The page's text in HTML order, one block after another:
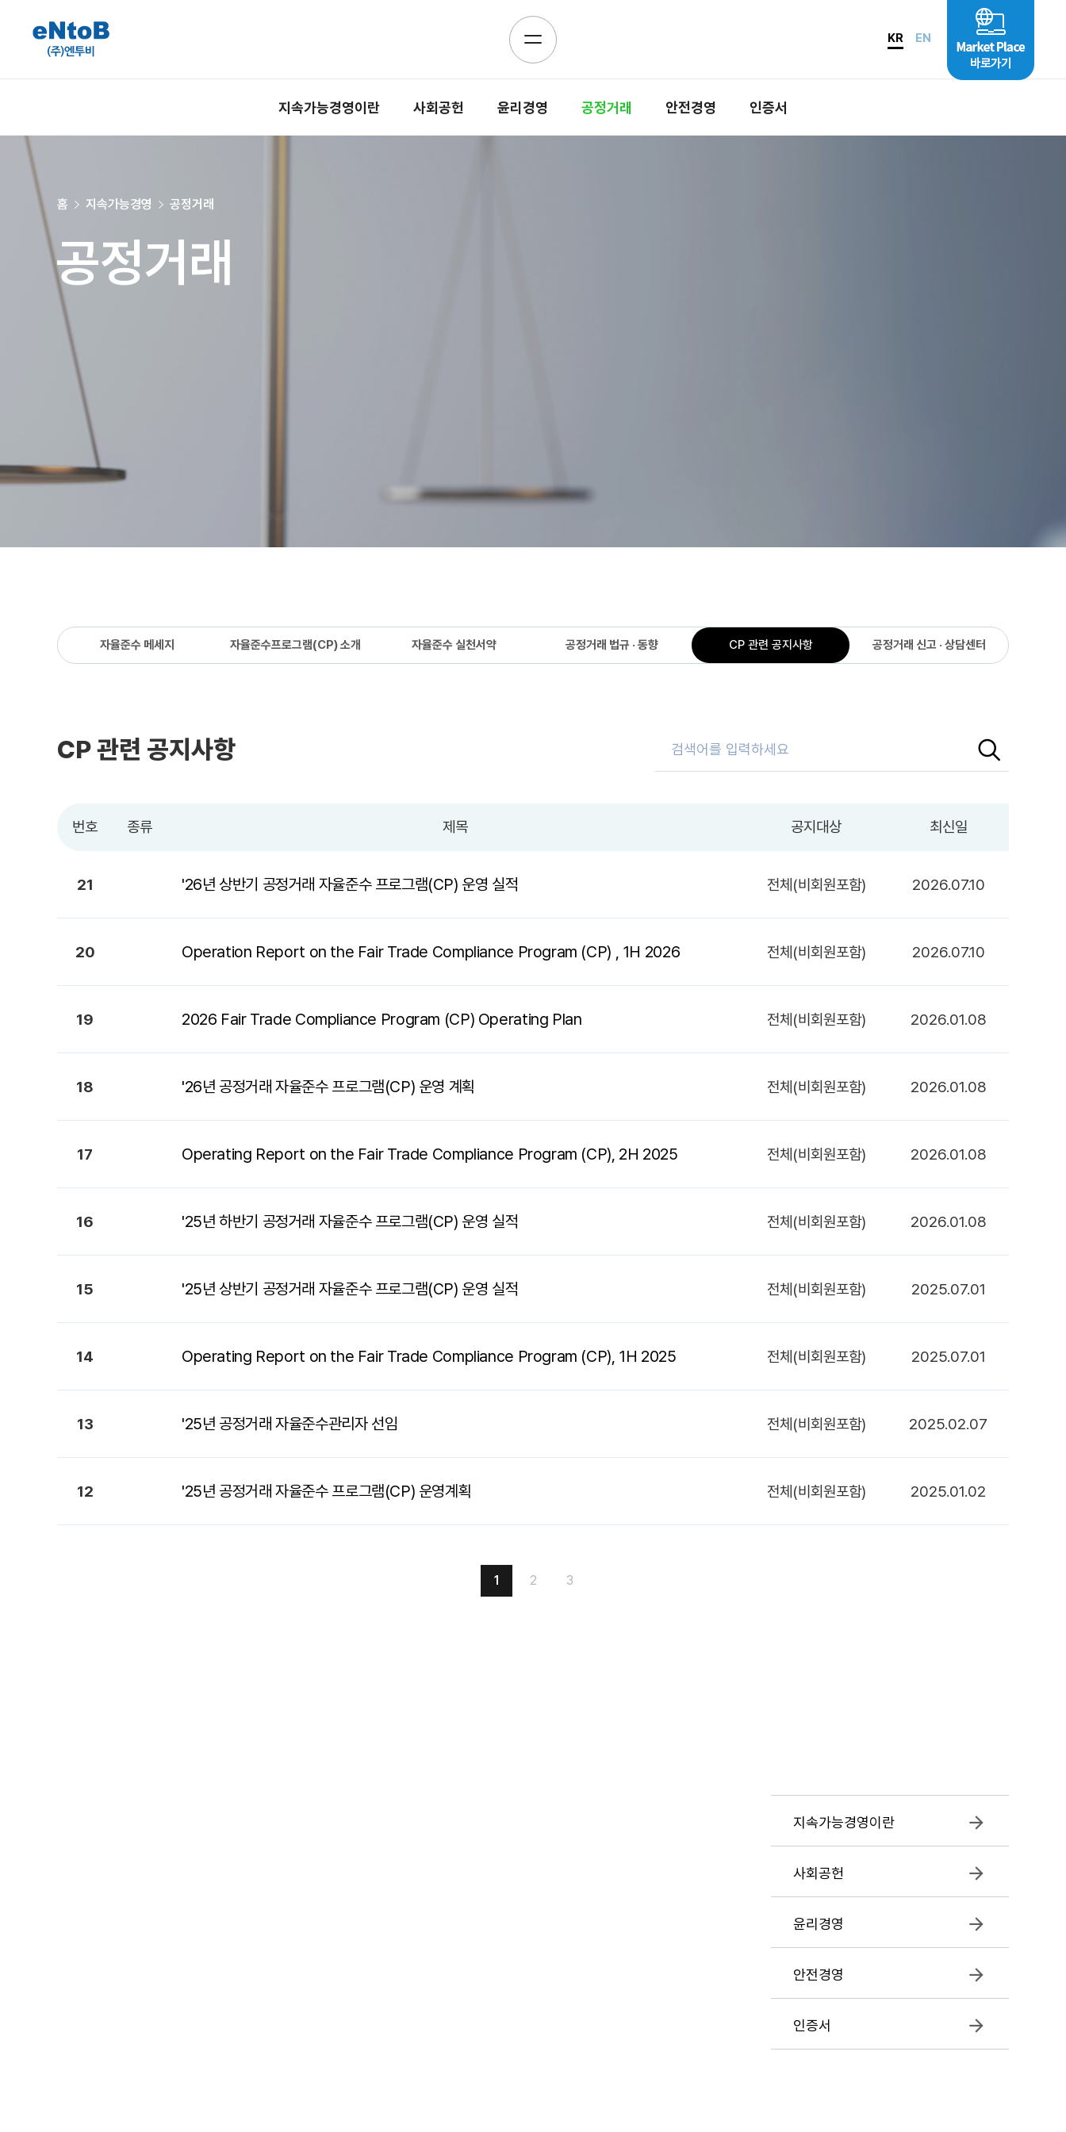
KR EN
지속가능경영이란 사회공헌 윤리경영 공정거래 안전경영 인증서
홈 지속가능경영 공정거래
공정거래
자율준수 메세지 자율준수프로그램(CP) 소개 자율준수 실천서약 공정거래 법규 · 동향 CP 관련 공지사항 공정거래 신고 · 상담센터
CP 관련 공지사항
번호 종류 제목 공지대상 최신일
21 '26년 상반기 공정거래 자율준수 프로그램(CP) 운영 실적 전체(비회원포함) 2026.07.10
20 Operation Report on the Fair Trade Compliance Program (CP) , 1H 2026 전체(비회원포함) 2026.07.10
19 2026 Fair Trade Compliance Program (CP) Operating Plan 전체(비회원포함) 2026.01.08
18 '26년 공정거래 자율준수 프로그램(CP) 운영 계획 전체(비회원포함) 2026.01.08
17 Operating Report on the Fair Trade Compliance Program (CP), 2H 2025 전체(비회원포함) 2026.01.08
16 '25년 하반기 공정거래 자율준수 프로그램(CP) 운영 실적 전체(비회원포함) 2026.01.08
15 '25년 상반기 공정거래 자율준수 프로그램(CP) 운영 실적 전체(비회원포함) 2025.07.01
14 Operating Report on the Fair Trade Compliance Program (CP), 1H 2025 전체(비회원포함) 2025.07.01
13 '25년 공정거래 자율준수관리자 선임 전체(비회원포함) 2025.02.07
12 '25년 공정거래 자율준수 프로그램(CP) 운영계획 전체(비회원포함) 2025.01.02
1 2 3
지속가능경영이란
사회공헌
윤리경영
안전경영
인증서